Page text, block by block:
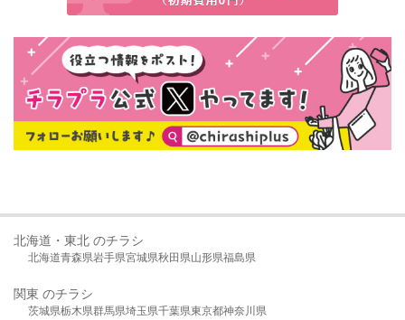
北海道・東北 のチラシ
北海道青森県岩手県宮城県秋田県山形県福島県
関東 のチラシ
茨城県栃木県群馬県埼玉県千葉県東京都神奈川県